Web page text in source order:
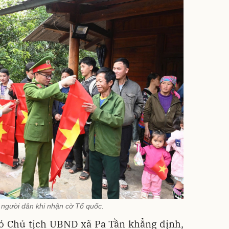
dân khi nhận cờ Tổ quốc.
Chủ tịch UBND xã Pa Tần khẳng định,